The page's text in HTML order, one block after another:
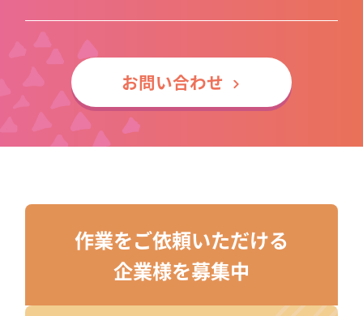
お問い合わせ
作業をご依頼いただける
企業様を募集中